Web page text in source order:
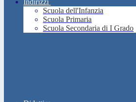
Indirizzi
Scuola dell'Infanzia
Scuola Primaria
Scuola Secondaria di I Grado